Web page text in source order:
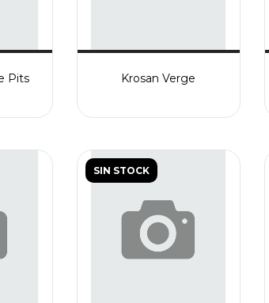
Pits Krosan Verge
SIN STOCK